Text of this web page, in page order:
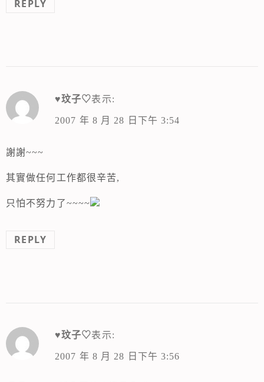
REPLY
♥玟子♡表示:
2007 年 8 月 28 日下午 3:54
謝謝~~~
其實做任何工作都很辛苦,
只怕不努力了~~~~
REPLY
♥玟子♡表示:
2007 年 8 月 28 日下午 3:56